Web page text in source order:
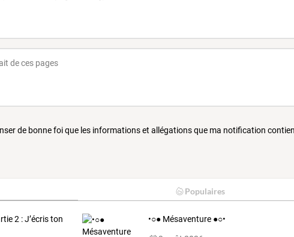
de bonne foi que les informations et allégations que ma notification
Populaires
2 : J’écris ton
•○● Mésaventure ●○•